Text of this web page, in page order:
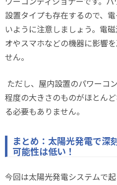
設置タイプも存在するので、
いように注意しましょう。電
オやスマホなどの機器に影響
せん。
ただし、屋内設置のパワーコ
程度の大きさのものがほとん
る必要もありません。
まとめ：太陽光発電で深
可能性は低い！
今回は太陽光発電システムで